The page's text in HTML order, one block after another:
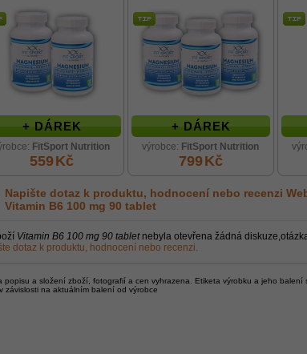
+ DÁREK
FitSport Nutrition
559Kč
+ DÁREK
výrobce: FitSport Nutrition
799Kč
Napište dotaz k produktu, hodnocení nebo recenzi
Vitamin B6 100 mg 90 tablet
Vitamin B6 100 mg 90 tabletnebyla otevřena žádná
dotaz k produktu, hodnocení nebo recenzi.
popisu a složení zboží, fotografií a cen vyhrazena. Etiketa výrobku a jeho balení
závislosti na aktuálním balení od výrobce